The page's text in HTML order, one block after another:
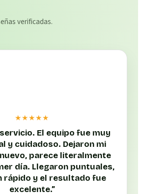
verificadas.
★★★★★
El equipo fue muy
y cuidadoso. Dejaron mi
parece literalmente
día. Llegaron puntuales,
rápido y el resultado fue
excelente.”